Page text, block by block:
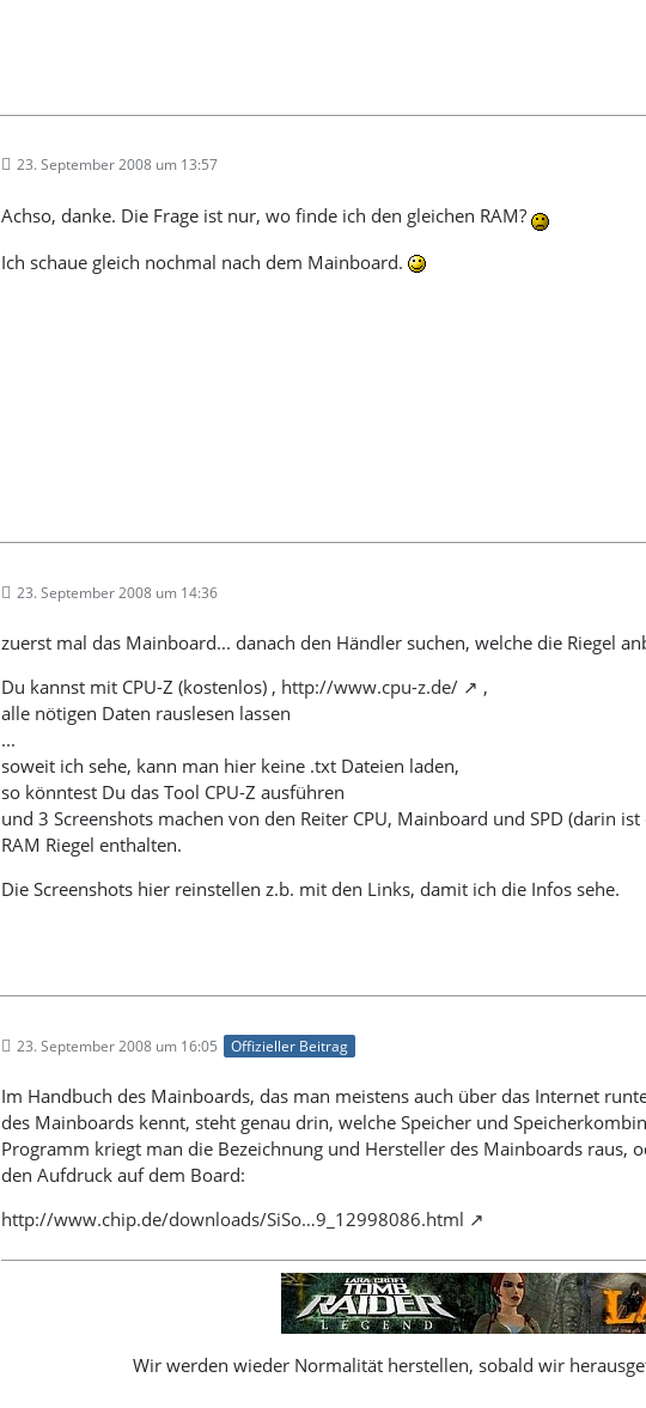
23. September 2008 um 13:57
Achso, danke. Die Frage ist nur, wo finde ich den gleichen RAM?
Ich schaue gleich nochmal nach dem Mainboard.
23. September 2008 um 14:36
zuerst mal das Mainboard... danach den Händler suchen, welche die Riegel
Du kannst mit CPU-Z (kostenlos) , http://www.cpu-z.de/
,
alle nötigen Daten rauslesen lassen
...
soweit ich sehe, kann man hier keine .txt Dateien laden,
so könntest Du das Tool CPU-Z ausführen
und 3 Screenshots machen von den Reiter CPU, Mainboard und SPD (darin ist
RAM Riegel enthalten.
Die Screenshots hier reinstellen z.b. mit den Links, damit ich die Infos sehe.
23. September 2008 um 16:05 Offizieller Beitrag
Im Handbuch des Mainboards, das man meistens auch über das Internet
des Mainboards kennt, steht genau drin, welche Speicher und
Programm kriegt man die Bezeichnung und Hersteller des Mainboards raus,
den Aufdruck auf dem Board:
http://www.chip.de/downloads/SiSo…9_12998086.html
Wir werden wieder Normalität herstellen, sobald wir